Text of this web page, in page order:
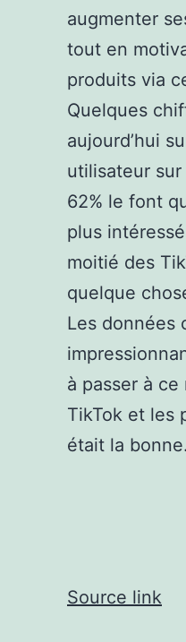
augmenter
tout en
produits via
Quelques
aujourd’hui
utilisateur
62% le font
plus
moitié des
quelque
Les données
à passer à
TikTok et les
était la bonne.
Source link